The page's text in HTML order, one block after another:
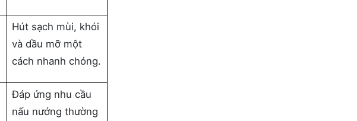
Hút sạch mùi, khói
và dầu mỡ một
cách nhanh chóng.
Đáp ứng nhu cầu
nấu nướng thường